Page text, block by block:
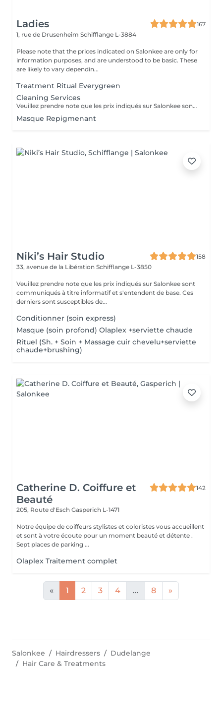
Ladies
167
1, rue de Drusenheim Schifflange L-3884
Please note that the prices indicated on Salonkee are only for
information purposes, and are understood to be basic. These
are likely to vary dependin...
Treatment Ritual Everygreen
Cleaning Services
Veuillez prendre note que les prix indiqués sur Salonkee sont communiqués à titre informatif et s'entendent de base. Ces derniers sont susceptibles de varier selon le diagnostic réalisé à votre arrivée au salon et l'expertise du professionnel à qui vous confiez votre beauté. Dans tous les cas, un devis précis vous sera proposé et toutes réalisations de prestations seront effectuées avec votre accord.
Masque Repigmenant
Niki’s Hair Studio
158
33, avenue de la Libération Schifflange L-3850
Veuillez prendre note que les prix indiqués sur Salonkee sont
communiqués à titre informatif et s'entendent de base. Ces
derniers sont susceptibles de...
Conditionner (soin express)
Masque (soin profond) Olaplex +serviette chaude
Rituel (Sh. + Soin + Massage cuir chevelu+serviette
chaude+brushing)
Catherine D. Coiffure et
Beauté
142
205, Route d'Esch Gasperich L-1471
Notre équipe de coiffeurs stylistes et coloristes vous accueillent
et sont à votre écoute pour un moment beauté et détente .
Sept places de parking ...
Olaplex Traitement complet
« 1 2 3 4 ... 8 »
Salonkee Hairdressers
Dudelange
Hair Care & Treatments